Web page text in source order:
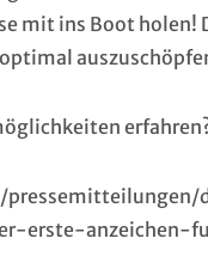
mit ins Boot holen!
erfahren?
erste-anzeichen-